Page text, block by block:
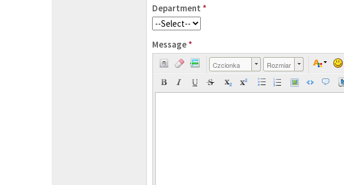
Department *
Message *
Czcionka Rozmiar